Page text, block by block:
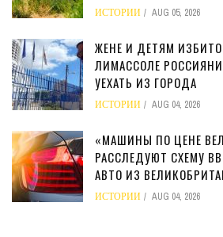
ИСТОРИИ AUG 05, 2026
ЖЕНЕ И ДЕТЯМ
ЛИМАССОЛЕ
УЕХАТЬ ИЗ ГОРОДА
ИСТОРИИ AUG 04, 2026
«МАШИНЫ ПО ЦЕНЕ
РАССЛЕДУЮТ СХЕМУ
АВТО ИЗ
ИСТОРИИ AUG 04, 2026